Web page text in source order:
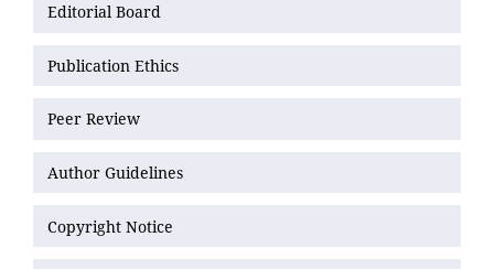
Editorial Board
Publication Ethics
Peer Review
Author Guidelines
Copyright Notice